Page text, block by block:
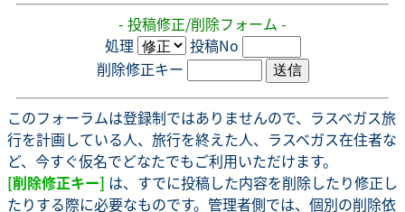
- 投稿修正/削除フォーム -
処理
投稿No
削除修正キー
このフォーラムは登録制ではありませんので、ラスベガス旅
行を計画している人、旅行を終えた人、ラスベガス在住者な
ど、今すぐ仮名でどなたでもご利用いただけます。
[削除修正キー] は、すでに投稿した内容を削除したり修正し
たりする際に必要なものです。管理者側では、個別の削除依